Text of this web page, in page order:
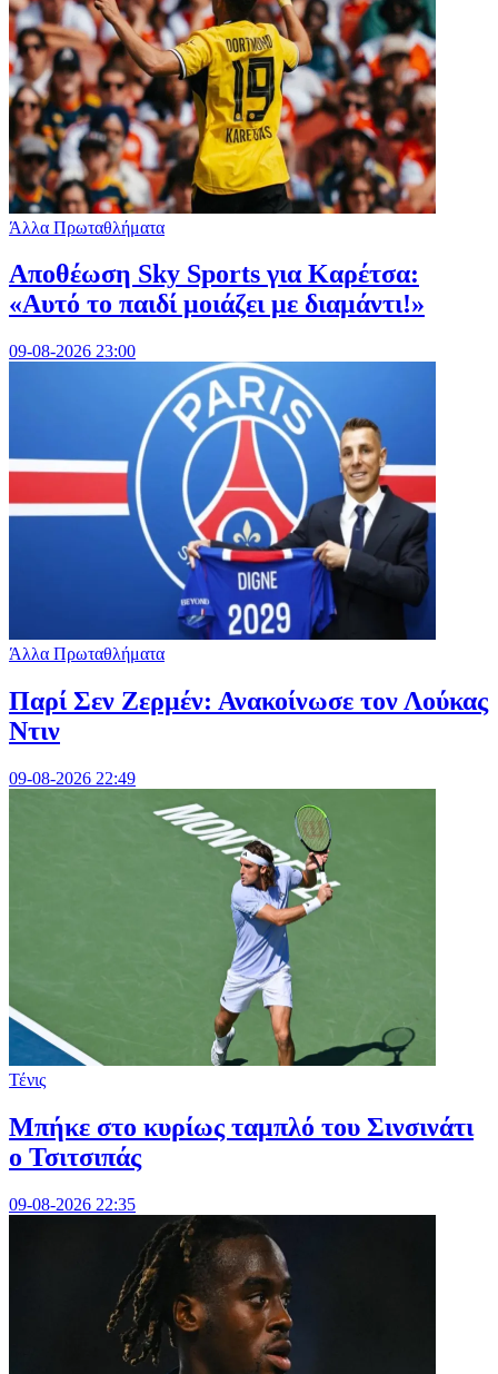
Άλλα Πρωταθλήματα
Αποθέωση Sky Sports για Καρέτσα:
«Αυτό το παιδί μοιάζει με διαμάντι!»
09-08-2026 23:00
Άλλα Πρωταθλήματα
Παρί Σεν Ζερμέν: Ανακοίνωσε τον Λούκας
Ντιν
09-08-2026 22:49
Τένις
Mπήκε στο κυρίως ταμπλό του Σινσινάτι
ο Τσιτσιπάς
09-08-2026 22:35